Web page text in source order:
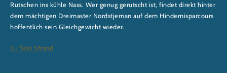
Rutschen ins kühle Nass. Wer genug gerutscht ist, findet direkt hinter
dem mächtigen Dreimaster Nordstjernan auf dem Hindernisparcours
hoffentlich sein Gleichgewicht wieder.
Zu Skip Strand